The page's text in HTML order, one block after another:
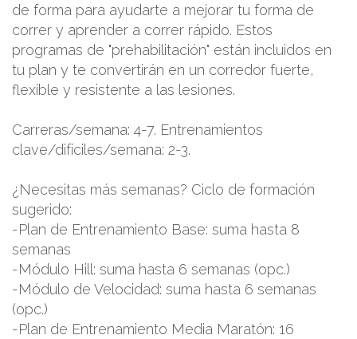
de forma para ayudarte a mejorar tu forma de
correr y aprender a correr rápido. Estos
programas de "prehabilitación" están incluidos en
tu plan y te convertirán en un corredor fuerte,
flexible y resistente a las lesiones.
Carreras/semana: 4-7. Entrenamientos
clave/difíciles/semana: 2-3.
¿Necesitas más semanas? Ciclo de formación
sugerido:
-Plan de Entrenamiento Base: suma hasta 8
semanas
-Módulo Hill: suma hasta 6 semanas (opc.)
-Módulo de Velocidad: suma hasta 6 semanas
(opc.)
-Plan de Entrenamiento Media Maratón: 16